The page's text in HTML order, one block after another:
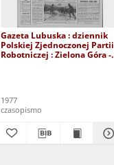
Gazeta Lubuska : dziennik
Polskiej Zjednoczonej Partii
Robotniczej : Zielona Góra -
1977
czasopismo